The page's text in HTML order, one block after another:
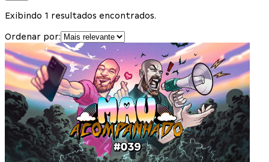
Exibindo 1 resultados encontrados.
Ordenar por: